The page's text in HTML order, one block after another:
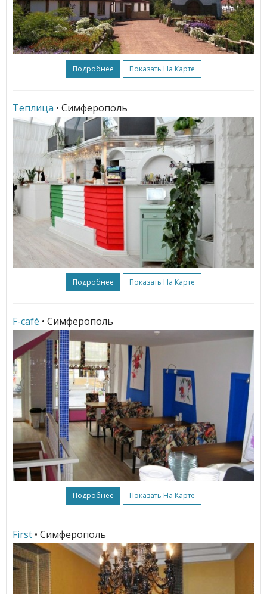
Подробнее Показать На Карте
Теплица • Симферополь
Подробнее Показать На Карте
F-café • Симферополь
Подробнее Показать На Карте
First • Симферополь